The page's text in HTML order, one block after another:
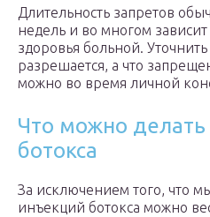
Длительность запретов
недель и во многом
здоровья больной.
разрешается, а что
можно во время личной
Что можно делать
ботокса
За исключением того, что
инъекций ботокса можно